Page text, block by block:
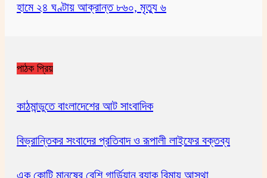
হামে ২৪ ঘণ্টায় আক্রান্ত ৮৬০, মৃত্যু ৬
পাঠক প্রিয়
কাঠমান্ডুতে বাংলাদেশের আট সাংবাদিক
বিভ্রান্তিকর সংবাদের প্রতিবাদ ও রূপালী লাইফের বক্তব্য
এক কোটি মানুষের বেশি গার্ডিয়ান ব্র্যাক বিমায় আস্থা